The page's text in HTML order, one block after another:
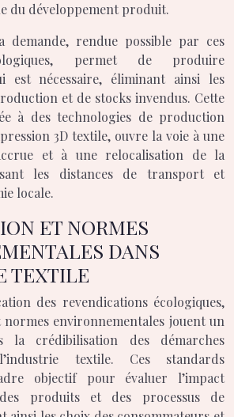
du développement produit.
demande, rendue possible par ces
permet de produire
est nécessaire, éliminant ainsi les
et de stocks invendus. Cette
à des technologies de production
3D textile, ouvre la voie à une
et à une relocalisation de la
les distances de transport et
locale.
ET NORMES
DANS
TEXTILE
des revendications écologiques,
environnementales jouent un
la crédibilisation des démarches
textile. Ces standards
objectif pour évaluer l’impact
produits et des processus de